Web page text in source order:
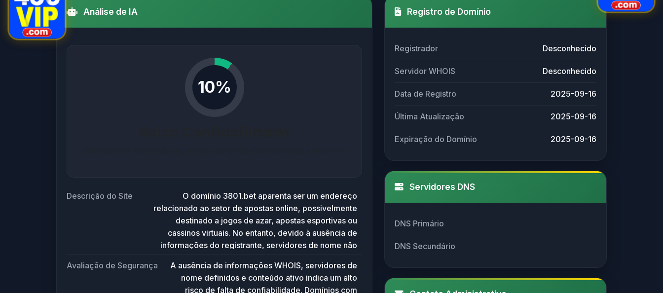
Análise de IA
10%
Descrição do Site
O domínio 3801.bet aparenta ser um endereço
relacionado ao setor de apostas online, possivelmente
destinado a jogos de azar, apostas esportivas ou
cassinos virtuais. No entanto, devido à ausência de
informações do registrante, servidores de nome não
idênticas em uma data futura (2025-09-16), não há
conteúdo ativo ou histórico disponível para análise
Avaliação de Segurança
A ausência de informações WHOIS, servidores de
nome definidos e conteúdo ativo indica um alto
risco de falta de confiabilidade. Domínios com
Registro de Domínio
Registrador Desconhecido
Servidor WHOIS Desconhecido
Data de Registro 2025-09-16
Última Atualização 2025-09-16
Expiração do Domínio 2025-09-16
Servidores DNS
DNS Primário
DNS Secundário